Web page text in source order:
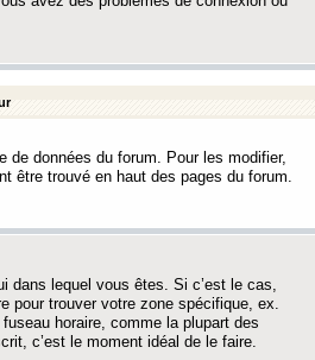
données du forum. Pour les modifier,
être trouvé en haut des pages du forum.
dans lequel vous êtes. Si c’est le cas,
pour trouver votre zone spécifique, ex.
horaire, comme la plupart des
c’est le moment idéal de le faire.